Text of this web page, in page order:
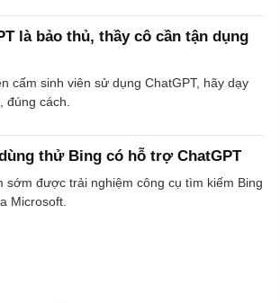
là bảo thủ, thầy cô cần tận dụng
cấm sinh viên sử dụng ChatGPT, hãy dạy
đúng cách.
thử Bing có hỗ trợ ChatGPT
được trải nghiệm công cụ tìm kiếm Bing
Microsoft.